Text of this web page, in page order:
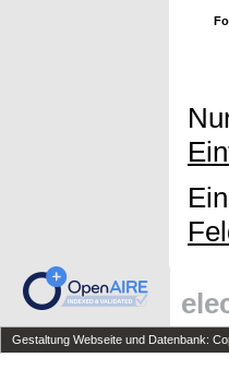
Gestaltung Webseite und Datenbank: